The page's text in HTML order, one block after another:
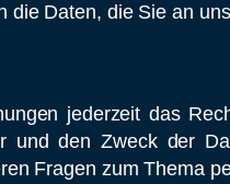
Daten, die Sie an
jederzeit das
und den Zweck der
Fragen zum Thema